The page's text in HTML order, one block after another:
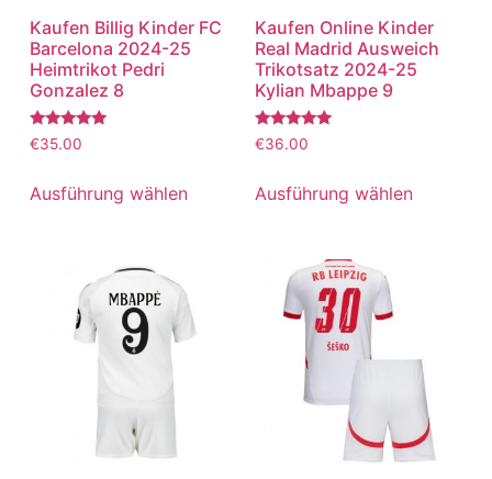
Kaufen Billig Kinder FC
Barcelona 2024-25
Heimtrikot Pedri
Gonzalez 8
Bewertet
mit
von 5
€35.00
Ausführung wählen
Kaufen Online Kinder
Real Madrid Ausweich
Trikotsatz 2024-25
Kylian Mbappe 9
Bewertet
mit
von 5
€36.00
Ausführung wählen